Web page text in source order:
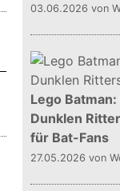
03.06.2026 von
Lego
Dunklen
für Bat-Fans
27.05.2026 von